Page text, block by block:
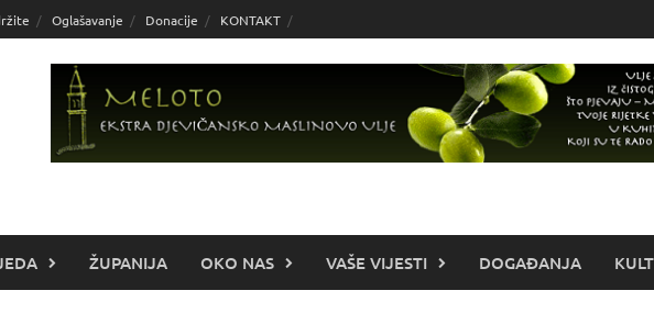
Oglašavanje Donacije KONTAKT
ŽUPANIJA OKO NAS VAŠE VIJESTI DOGAĐANJA